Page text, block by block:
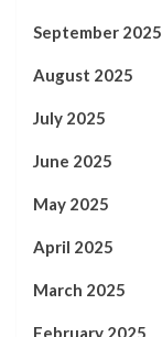
September 2025
August 2025
July 2025
June 2025
May 2025
April 2025
March 2025
February 2025